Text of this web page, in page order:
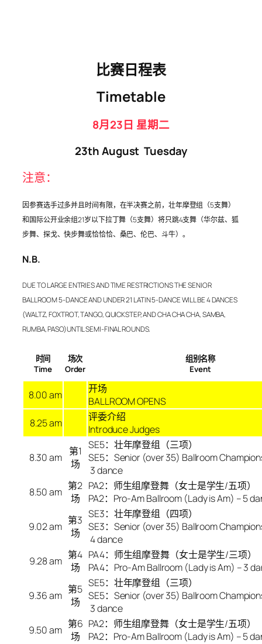
比赛日程表
Timetable
8月23日 星期二
23th AugustTuesday
注意：
因参赛选手过多并且时间有限，在半决赛之前，壮年摩登组（5支舞）
和国际公开业余组21岁以下拉丁舞（5支舞）将只跳4支舞（华尔兹、狐
步舞、探戈、快步舞或恰恰恰、桑巴、伦巴、斗牛）。
N.B.
DUE TO LARGE ENTRIES AND TIME RESTRICTIONS THE SENIOR
BALLROOM 5-DANCE AND UNDER 21 LATIN 5-DANCE WILL BE 4 DANCES
(WALTZ, FOXTROT, TANGO, QUICKSTEP, AND CHA CHA CHA, SAMBA,
RUMBA, PASO)UNTIL SEMI-FINAL ROUNDS.
时间
Time
场次
Order
组别名称
Event
8.00 am
开场
BALLROOM OPENS
8.25 am
评委介绍
Introduce Judges
8.30 am 第1
场
SE5：壮年摩登组（三项）
SE5：Senior (over 35) Ballroom
3 dance
8.50 am 第2
场
PA2：师生组摩登舞（女士是学生/五项）
PA2：Pro-Am Ballroom (Lady is Am) – 5
9.02 am 第3
场
SE3：壮年摩登组（四项）
SE3：Senior (over 35) Ballroom
4 dance
9.28 am 第4
场
PA4：师生组摩登舞（女士是学生/三项）
PA4：Pro-Am Ballroom (Lady is Am) – 3
9.36 am 第5
场
SE5：壮年摩登组（三项）
SE5：Senior (over 35) Ballroom
3 dance
9.50 am 第6
场
PA2：师生组摩登舞（女士是学生/五项）
PA2：Pro-Am Ballroom (Lady is Am) – 5